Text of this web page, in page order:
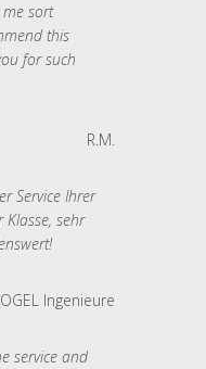
sort
this
for such
R.M.
Service Ihrer
sehr
Ingenieure
service and